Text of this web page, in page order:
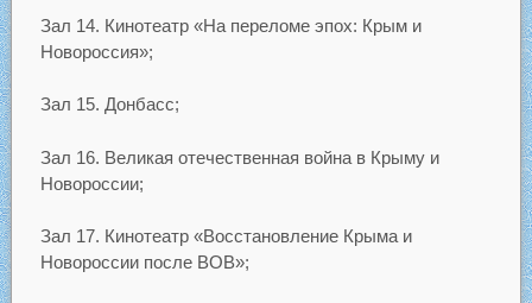
Зал 14. Кинотеатр «На переломе эпох: Крым и
Новороссия»;
Зал 15. Донбасс;
Зал 16. Великая отечественная война в Крыму и
Новороссии;
Зал 17. Кинотеатр «Восстановление Крыма и
Новороссии после ВОВ»;